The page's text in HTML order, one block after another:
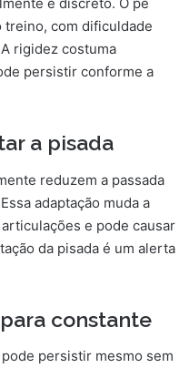
é discreto. O pé
com dificuldade
rigidez costuma
persistir conforme a
a pisada
reduzem a passada
adaptação muda a
e pode causar
da pisada é um alerta
constante
persistir mesmo sem